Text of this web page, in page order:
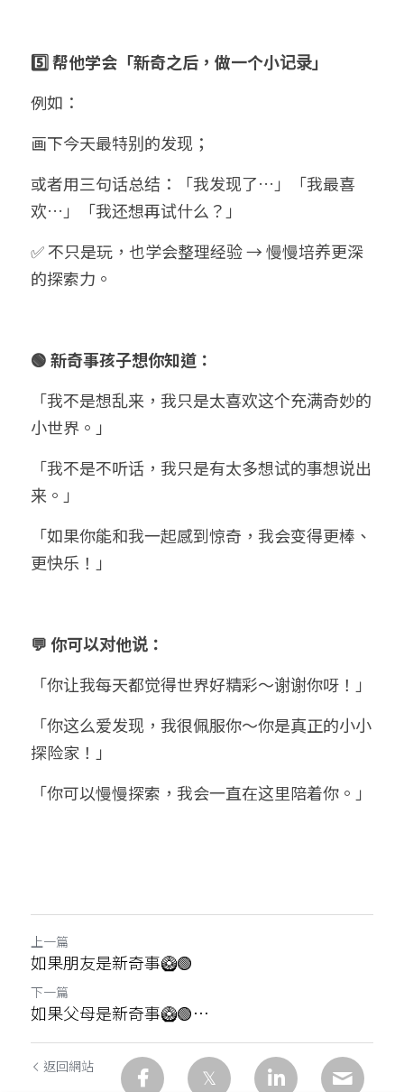
5️⃣ 帮他学会「新奇之后，做一个小记录」
例如：
画下今天最特别的发现；
或者用三句话总结：「我发现了…」「我最喜
欢…」「我还想再试什么？」
✅ 不只是玩，也学会整理经验 → 慢慢培养更深
的探索力。
🟢 新奇事孩子想你知道：
「我不是想乱来，我只是太喜欢这个充满奇妙的
小世界。」
「我不是不听话，我只是有太多想试的事想说出
来。」
「如果你能和我一起感到惊奇，我会变得更棒、
更快乐！」
💬 你可以对他说：
「你让我每天都觉得世界好精彩～谢谢你呀！」
「你这么爱发现，我很佩服你～你是真正的小小
探险家！」
「你可以慢慢探索，我会一直在这里陪着你。」
上一篇
如果朋友是新奇事🥝🟢
下一篇
如果父母是新奇事🥝🟢…
返回網站